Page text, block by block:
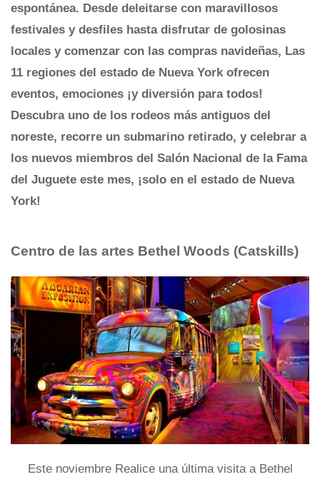
espontánea. Desde deleitarse con maravillosos
festivales y desfiles hasta disfrutar de golosinas
locales y comenzar con las compras navideñas, Las
11 regiones del estado de Nueva York ofrecen
eventos, emociones ¡y diversión para todos!
Descubra uno de los rodeos más antiguos del
noreste, recorre un submarino retirado, y celebrar a
los nuevos miembros del Salón Nacional de la Fama
del Juguete este mes, ¡solo en el estado de Nueva
York!
Centro de las artes Bethel Woods (Catskills)
Este noviembre Realice una última visita a Bethel